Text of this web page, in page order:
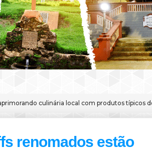
culinária local com produtos típicos
renomados estão